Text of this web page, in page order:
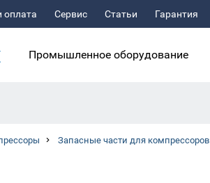
оплата Сервис Статьи Гарантия
Промышленное оборудование
Запасные части для компрессоров